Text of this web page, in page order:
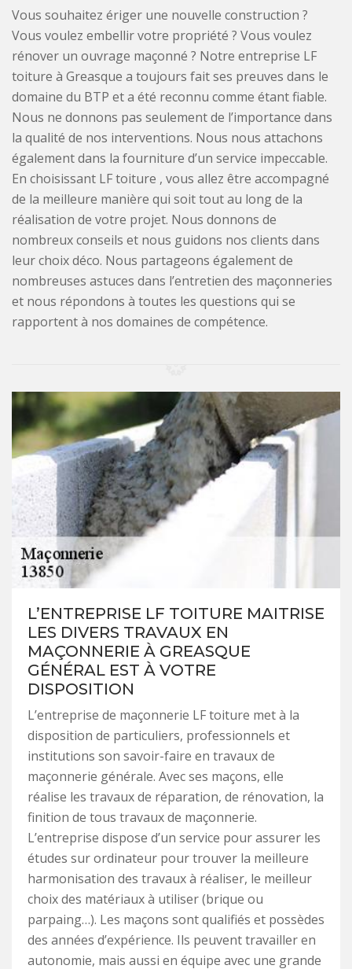
Vous souhaitez ériger une nouvelle construction ?
Vous voulez embellir votre propriété ? Vous voulez
rénover un ouvrage maçonné ? Notre entreprise LF
toiture à Greasque a toujours fait ses preuves dans le
domaine du BTP et a été reconnu comme étant fiable.
Nous ne donnons pas seulement de l’importance dans
la qualité de nos interventions. Nous nous attachons
également dans la fourniture d’un service impeccable.
En choisissant LF toiture , vous allez être accompagné
de la meilleure manière qui soit tout au long de la
réalisation de votre projet. Nous donnons de
nombreux conseils et nous guidons nos clients dans
leur choix déco. Nous partageons également de
nombreuses astuces dans l’entretien des maçonneries
et nous répondons à toutes les questions qui se
rapportent à nos domaines de compétence.
L’ENTREPRISE LF TOITURE MAITRISE
LES DIVERS TRAVAUX EN
MAÇONNERIE À GREASQUE
GÉNÉRAL EST À VOTRE
DISPOSITION
L’entreprise de maçonnerie LF toiture met à la
disposition de particuliers, professionnels et
institutions son savoir-faire en travaux de
maçonnerie générale. Avec ses maçons, elle
réalise les travaux de réparation, de rénovation, la
finition de tous travaux de maçonnerie.
L’entreprise dispose d’un service pour assurer les
études sur ordinateur pour trouver la meilleure
harmonisation des travaux à réaliser, le meilleur
choix des matériaux à utiliser (brique ou
parpaing…). Les maçons sont qualifiés et possèdes
des années d’expérience. Ils peuvent travailler en
autonomie, mais aussi en équipe avec une grande